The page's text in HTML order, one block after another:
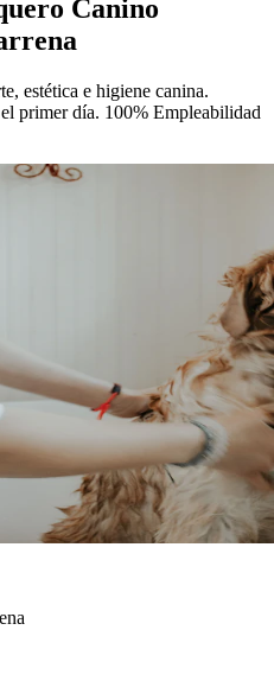
Canino
estética e higiene canina.
primer día. 100% Empleabilidad